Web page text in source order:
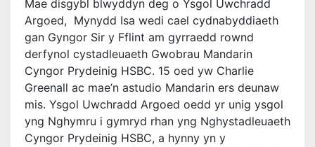
Mae disgybl blwyddyn deg o Ysgol Uwchradd
Argoed, Mynydd Isa wedi cael cydnabyddiaeth
gan Gyngor Sir y Fflint am gyrraedd rownd
derfynol cystadleuaeth Gwobrau Mandarin
Cyngor Prydeinig HSBC. 15 oed yw Charlie
Greenall ac mae’n astudio Mandarin ers deunaw
mis. Ysgol Uwchradd Argoed oedd yr unig ysgol
yng Nghymru i gymryd rhan yng Nghystadleuaeth
Cyngor Prydeinig HSBC, a hynny yn y